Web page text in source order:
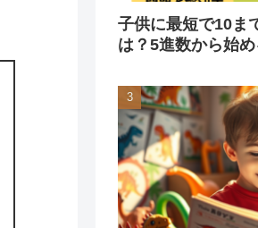
子供に最短で10ま
は？5進数から始